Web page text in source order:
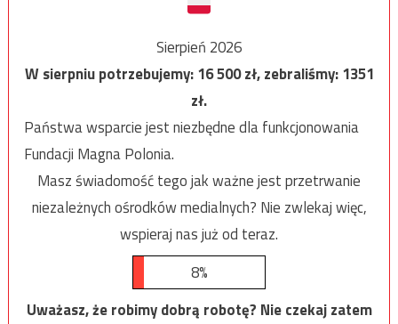
Sierpień 2026
W sierpniu potrzebujemy:16 500zł, zebraliśmy:1351
zł.
Państwa wsparcie jest niezbędne dla funkcjonowania
Fundacji Magna Polonia.
Masz świadomość tego jak ważne jest przetrwanie
niezależnych ośrodków medialnych? Nie zwlekaj więc,
wspieraj nas już od teraz.
8%
Uważasz, że robimy dobrą robotę? Nie czekaj zatem